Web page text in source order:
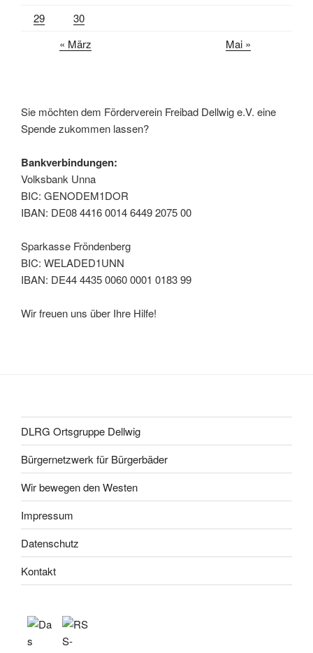
29
30
« März
Mai »
Sie möchten dem Förderverein Freibad Dellwig e.V. eine
Spende zukommen lassen?
Bankverbindungen:
Volksbank Unna
BIC: GENODEM1DOR
IBAN: DE08 4416 0014 6449 2075 00
Sparkasse Fröndenberg
BIC: WELADED1UNN
IBAN: DE44 4435 0060 0001 0183 99
Wir freuen uns über Ihre Hilfe!
DLRG Ortsgruppe Dellwig
Bürgernetzwerk für Bürgerbäder
Wir bewegen den Westen
Impressum
Datenschutz
Kontakt